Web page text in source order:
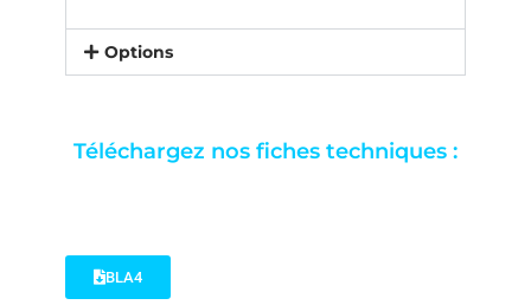
Options
Téléchargez nos fiches techniques :
BLA4